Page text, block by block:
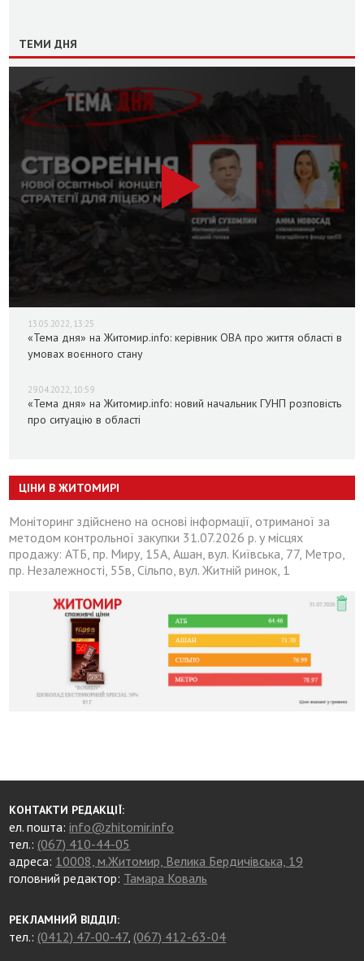
ТЕМИ ДНЯ
13.05.2022, 13:25
«Тема дня» на Житомир.info: керівник ОВА про життя області в
умовах воєнного стану
29.04.2022, 10:59
«Тема дня» на Житомир.info: новий начальник ГУНП розповість
про ситуацію в області
ЦІНИ В ЖИТОМИРІ
Моніторинг здійснено на основі інформації, отриманої за
методом контрольної закупки 31.07.2026 р. у місцях
продажу: АТБ, пр. Миру, 15А, Ашан, вул. Київська, 77, Метро,
пр. Незалежності, 55в, Сільпо, вул. Житній ринок, 1
КОНТАКТИ РЕДАКЦІЇ:
ел. пошта:info@zhitomir.info
тел.: (067) 410-44-05
адреса: 10008, м.Житомир, Велика Бердичівська, 19
головний редактор: Тамара Коваль
РЕКЛАМНИЙ ВІДДІЛ:
тел.: (0412) 47-00-47, (067) 412-63-04